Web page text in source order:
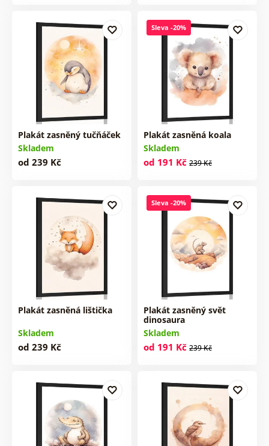
Plakát zasněný tučňáček
Skladem
od 239 Kč
Sleva -20%
Plakát zasněná koala
Skladem
od 191 Kč 239 Kč
Plakát zasněná lištička
Skladem
od 239 Kč
Sleva -20%
Plakát zasněný svět
dinosaura
Skladem
od 191 Kč 239 Kč